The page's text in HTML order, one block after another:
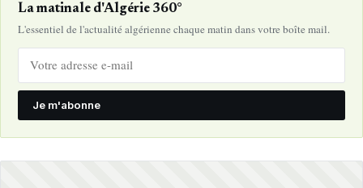
La matinale d'Algérie 360°
L'essentiel de l'actualité algérienne chaque matin dans votre boîte mail.
Je m'abonne